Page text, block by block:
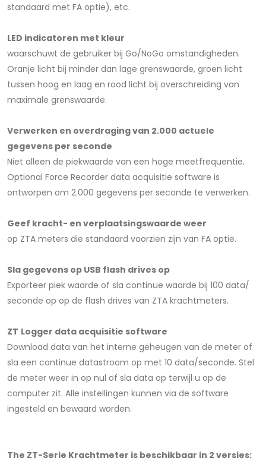
standaard met FA optie), etc.
LED indicatoren met kleur
waarschuwt de gebruiker bij Go/NoGo omstandigheden.
Oranje licht bij minder dan lage grenswaarde, groen licht
tussen hoog en laag en rood licht bij overschreiding van
maximale grenswaarde.
Verwerken en overdraging van 2.000 actuele
gegevens per seconde
Niet alleen de piekwaarde van een hoge meetfrequentie.
Optional Force Recorder data acquisitie software is
ontworpen om 2.000 gegevens per seconde te verwerken.
Geef kracht- en verplaatsingswaarde weer
op ZTA meters die standaard voorzien zijn van FA optie.
Sla gegevens op USB flash drives op
Exporteer piek waarde of sla continue waarde bij 100 data/
seconde op op de flash drives van ZTA krachtmeters.
ZT Logger data acquisitie software
Download data van het interne geheugen van de meter of
sla een continue datastroom op met 10 data/seconde. Stel
de meter weer in op nul of sla data op terwijl u op de
computer zit. Alle instellingen kunnen via de software
ingesteld en bewaard worden.
The ZT-Serie Krachtmeter is beschikbaar in 2 versies: